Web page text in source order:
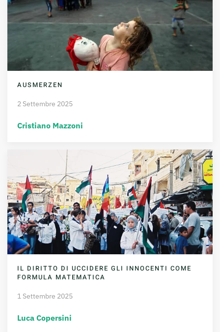
AUSMERZEN
2 Settembre 2025
Cristiano Mazzoni
IL DIRITTO DI UCCIDERE GLI INNOCENTI COME
FORMULA MATEMATICA
1 Settembre 2025
Luca Copersini